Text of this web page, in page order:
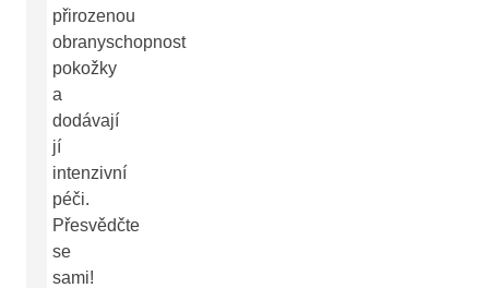
přirozenou
obranyschopnost
pokožky
a
dodávají
jí
intenzivní
péči.
Přesvědčte
se
sami!